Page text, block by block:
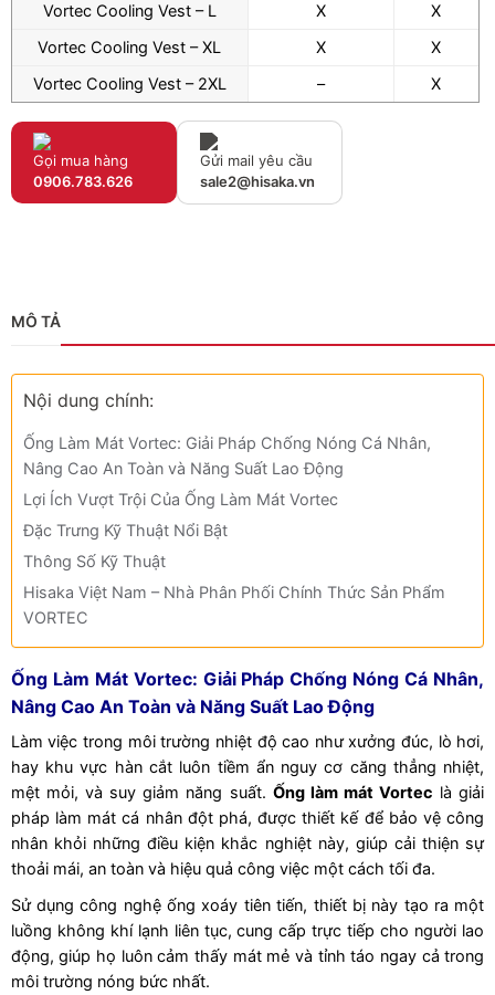
Vortec Cooling Vest – L
X
X
Vortec Cooling Vest – XL
X
X
Vortec Cooling Vest – 2XL
– X
Gọi mua hàng
0906.783.626
Gửi mail yêu cầu
sale2@hisaka.vn
MÔ TẢ
Nội dung chính:
Ống Làm Mát Vortec: Giải Pháp Chống Nóng Cá Nhân,
Nâng Cao An Toàn và Năng Suất Lao Động
Lợi Ích Vượt Trội Của Ống Làm Mát Vortec
Đặc Trưng Kỹ Thuật Nổi Bật
Thông Số Kỹ Thuật
Hisaka Việt Nam – Nhà Phân Phối Chính Thức Sản Phẩm
VORTEC
Ống Làm Mát Vortec: Giải Pháp Chống Nóng Cá Nhân,
Nâng Cao An Toàn và Năng Suất Lao Động
Làm việc trong môi trường nhiệt độ cao như xưởng đúc, lò hơi,
hay khu vực hàn cắt luôn tiềm ẩn nguy cơ căng thẳng nhiệt,
mệt mỏi, và suy giảm năng suất. Ống làm mát Vortec là giải
pháp làm mát cá nhân đột phá, được thiết kế để bảo vệ công
nhân khỏi những điều kiện khắc nghiệt này, giúp cải thiện sự
thoải mái, an toàn và hiệu quả công việc một cách tối đa.
Sử dụng công nghệ ống xoáy tiên tiến, thiết bị này tạo ra một
luồng không khí lạnh liên tục, cung cấp trực tiếp cho người lao
động, giúp họ luôn cảm thấy mát mẻ và tỉnh táo ngay cả trong
môi trường nóng bức nhất.